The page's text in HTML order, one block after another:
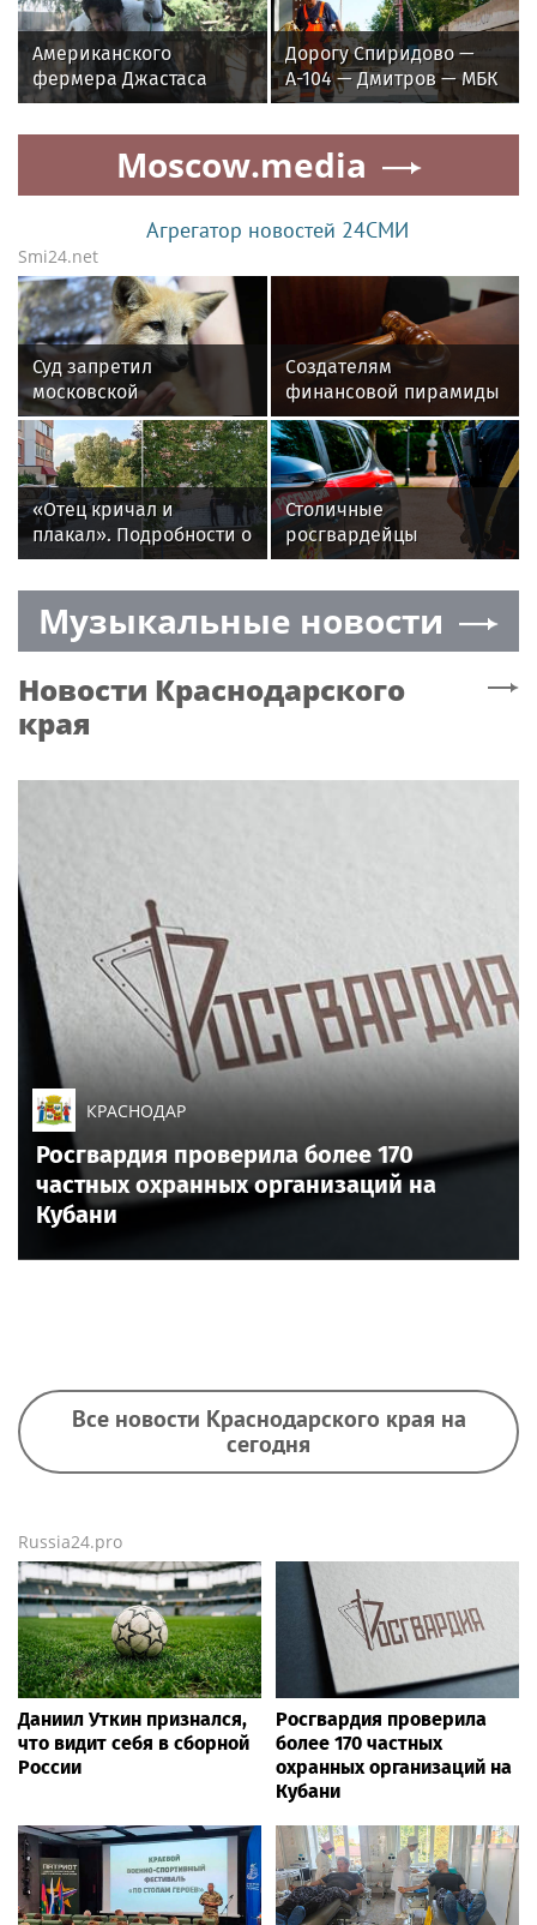
Американского
фермера Джастаса
Уолкера выдворяют из
России
Дорогу Спиридово —
А-104 — Дмитров — МБК
реконструируют к 2029
году
Moscow.media
Агрегатор новостей 24СМИ
Smi24.net
Суд запретил
московской
пенсионерке держать
дома 30 животных
Создателям
финансовой пирамиды
АФК «Наследие»
назначили до 12 лет
колонии
«Отец кричал и
плакал». Подробности о
падении из окна
Столичные
росгвардейцы
задержали троих
Музыкальные новости
Новости Краснодарского
края
КРАСНОДАР
Росгвардия проверила более 170
частных охранных организаций на
Кубани
Все новости Краснодарского края на
сегодня
Russia24.pro
Даниил Уткин признался,
что видит себя в сборной
России
Росгвардия проверила
более 170 частных
охранных организаций на
Кубани